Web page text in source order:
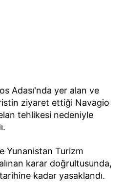
Adası'nda yer alan ve
ziyaret ettiği Navagio
tehlikesi nedeniyle
Yunanistan Turizm
karar doğrultusunda,
kadar yasaklandı.